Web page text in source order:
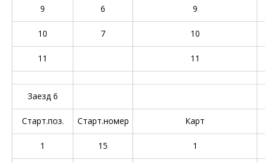
9 6 9
10 7 10
11 11
Заезд 6
Старт.поз. Старт.номер Карт
1 15 1